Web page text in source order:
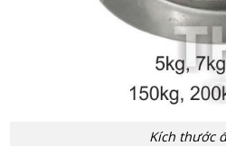
Kích thước